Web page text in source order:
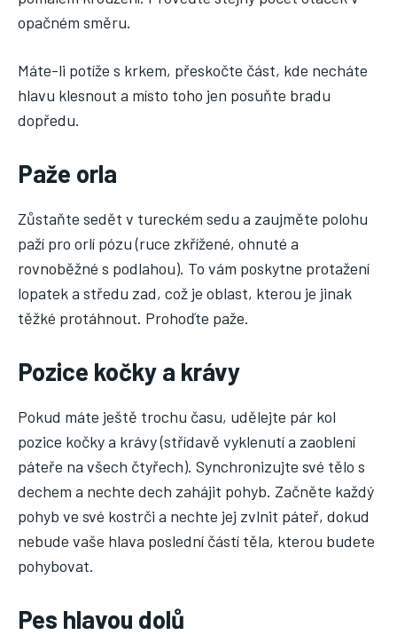
opačném směru.
Máte-li potíže s krkem, přeskočte část, kde necháte
hlavu klesnout a místo toho jen posuňte bradu
dopředu.
Paže orla
Zůstaňte sedět v tureckém sedu a zaujměte polohu
paží pro orlí pózu (ruce zkřížené, ohnuté a
rovnoběžné s podlahou). To vám poskytne protažení
lopatek a středu zad, což je oblast, kterou je jinak
těžké protáhnout. Prohoďte paže.
Pozice kočky a krávy
Pokud máte ještě trochu času, udělejte pár kol
pozice kočky a krávy (střídavě vyklenutí a zaoblení
páteře na všech čtyřech). Synchronizujte své tělo s
dechem a nechte dech zahájit pohyb. Začněte každý
pohyb ve své kostrči a nechte jej zvlnit páteř, dokud
nebude vaše hlava poslední částí těla, kterou budete
pohybovat.
Pes hlavou dolů